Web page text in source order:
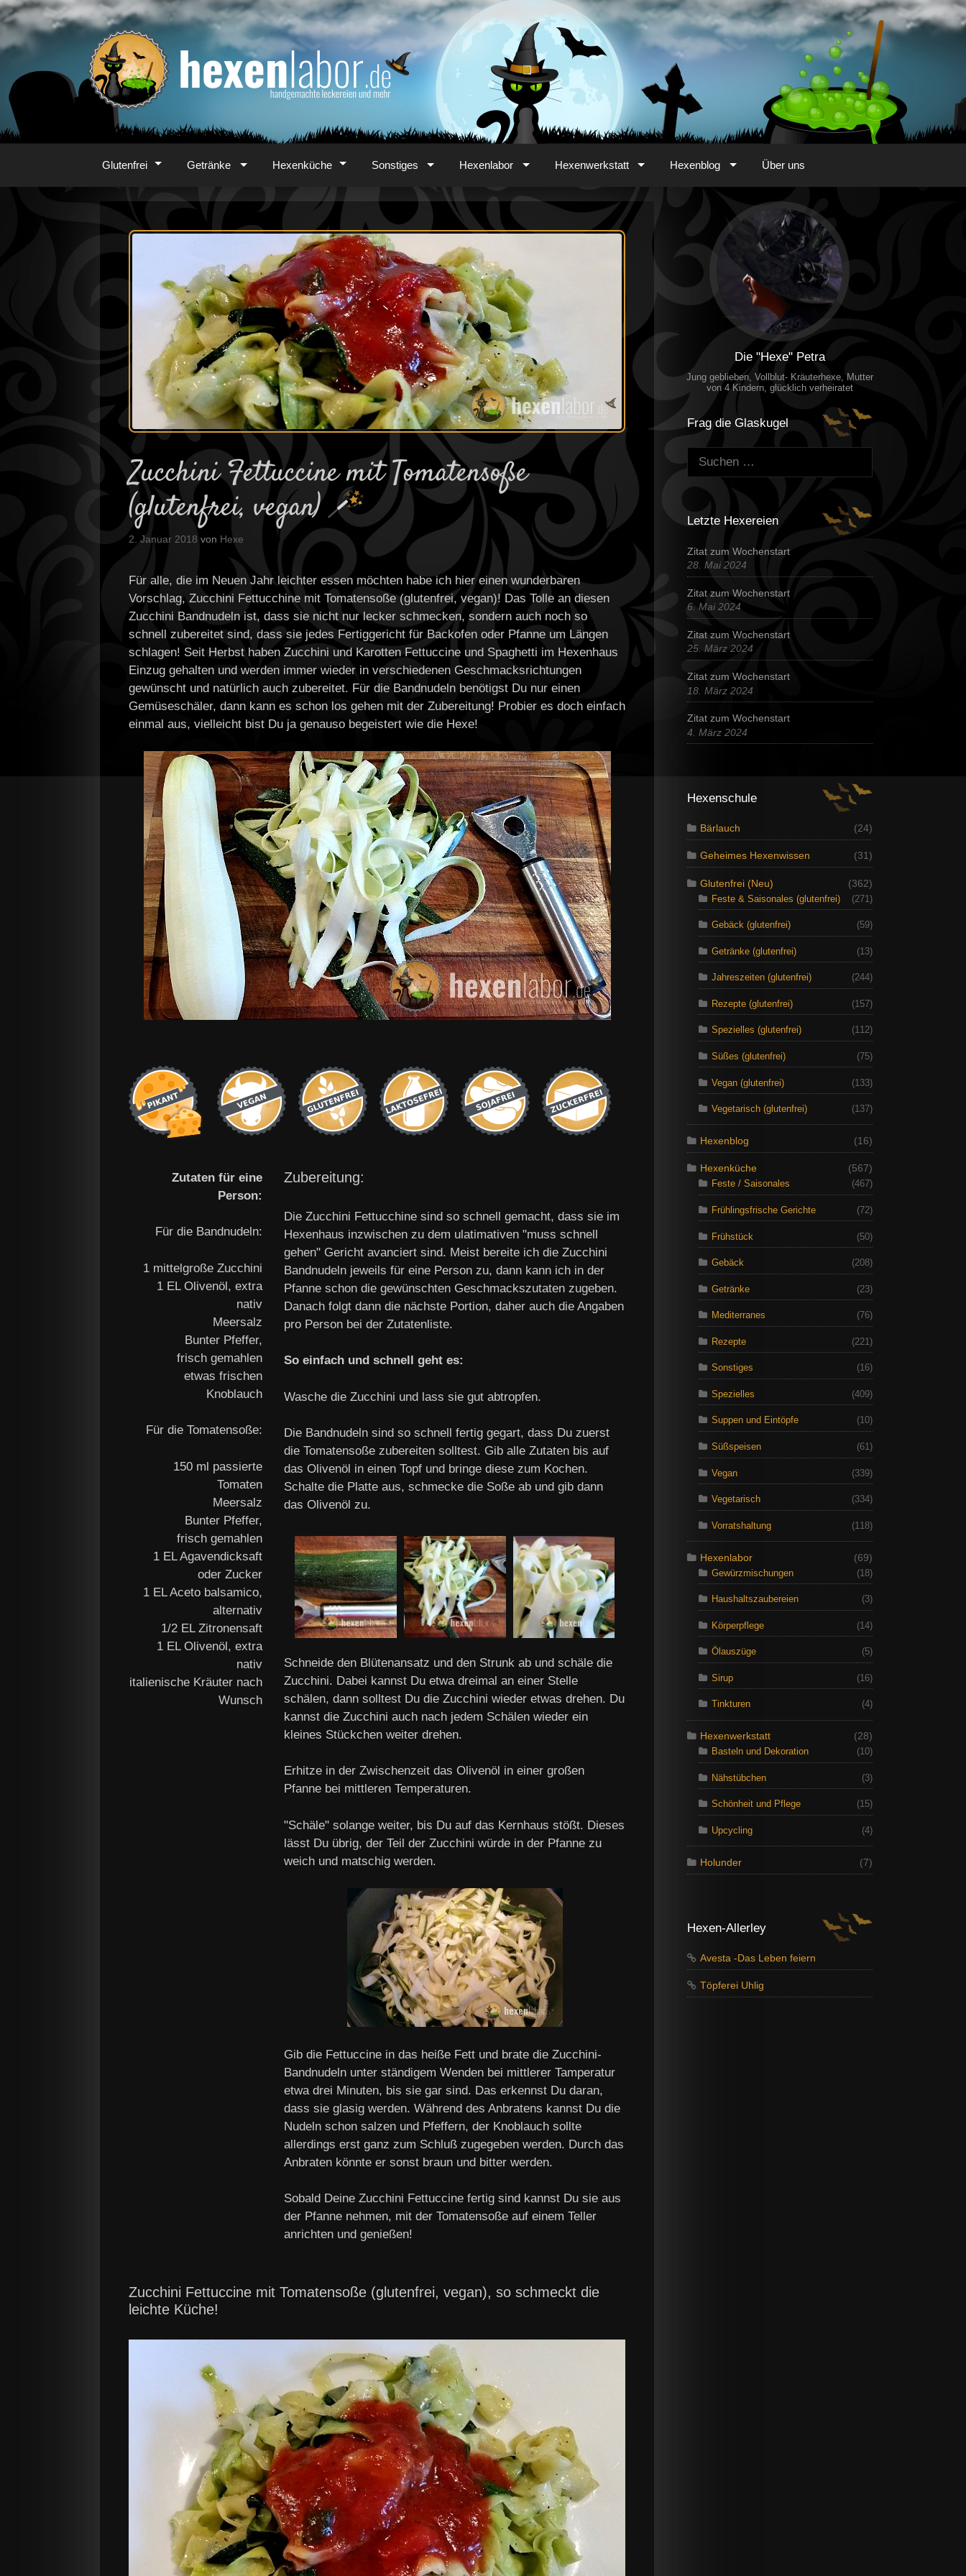
Zum
Inhalt
Glutenfrei Getränke Hexenküche Sonstiges Hexenlabor Hexenwerkstatt Hexenblog Über uns
Zucchini Fettuccine mit Tomatensoße
(glutenfrei, vegan)
2. Januar 2018 von Hexe
Für alle, die im Neuen Jahr leichter essen möchten habe ich hier einen wunderbaren
Vorschlag, Zucchini Fettucchine mit Tomatensoße (glutenfrei, vegan)! Das Tolle an diesen
Zucchini Bandnudeln ist, dass sie nicht nur lecker schmecken, sondern auch noch so
schnell zubereitet sind, dass sie jedes Fertiggericht für Backofen oder Pfanne um Längen
schlagen! Seit Herbst haben Zucchini und Karotten Fettuccine und Spaghetti im Hexenhaus
Einzug gehalten und werden immer wieder in verschiedenen Geschmacksrichtungen
gewünscht und natürlich auch zubereitet. Für die Bandnudeln benötigst Du nur einen
Gemüseschäler, dann kann es schon los gehen mit der Zubereitung! Probier es doch einfach
einmal aus, vielleicht bist Du ja genauso begeistert wie die Hexe!
Zutaten für eine
Person:
Für die Bandnudeln:
1 mittelgroße Zucchini
1 EL Olivenöl, extra
nativ
Meersalz
Bunter Pfeffer,
frisch gemahlen
etwas frischen
Knoblauch
Für die Tomatensoße:
150 ml passierte
Tomaten
Meersalz
Bunter Pfeffer,
frisch gemahlen
1 EL Agavendicksaft
oder Zucker
1 EL Aceto balsamico,
alternativ
1/2 EL Zitronensaft
1 EL Olivenöl, extra
nativ
italienische Kräuter nach
Wunsch
Zubereitung:
Die Zucchini Fettucchine sind so schnell gemacht, dass sie im
Hexenhaus inzwischen zu dem ulatimativen "muss schnell
gehen" Gericht avanciert sind. Meist bereite ich die Zucchini
Bandnudeln jeweils für eine Person zu, dann kann ich in der
Pfanne schon die gewünschten Geschmackszutaten zugeben.
Danach folgt dann die nächste Portion, daher auch die Angaben
pro Person bei der Zutatenliste.
So einfach und schnell geht es:
Wasche die Zucchini und lass sie gut abtropfen.
Die Bandnudeln sind so schnell fertig gegart, dass Du zuerst
die Tomatensoße zubereiten solltest. Gib alle Zutaten bis auf
das Olivenöl in einen Topf und bringe diese zum Kochen.
Schalte die Platte aus, schmecke die Soße ab und gib dann
das Olivenöl zu.
Schneide den Blütenansatz und den Strunk ab und schäle die
Zucchini. Dabei kannst Du etwa dreimal an einer Stelle
schälen, dann solltest Du die Zucchini wieder etwas drehen. Du
kannst die Zucchini auch nach jedem Schälen wieder ein
kleines Stückchen weiter drehen.
Erhitze in der Zwischenzeit das Olivenöl in einer großen
Pfanne bei mittleren Temperaturen.
"Schäle" solange weiter, bis Du auf das Kernhaus stößt. Dieses
lässt Du übrig, der Teil der Zucchini würde in der Pfanne zu
weich und matschig werden.
Gib die Fettuccine in das heiße Fett und brate die Zucchini-
Bandnudeln unter ständigem Wenden bei mittlerer Tamperatur
etwa drei Minuten, bis sie gar sind. Das erkennst Du daran,
dass sie glasig werden. Während des Anbratens kannst Du die
Nudeln schon salzen und Pfeffern, der Knoblauch sollte
allerdings erst ganz zum Schluß zugegeben werden. Durch das
Anbraten könnte er sonst braun und bitter werden.
Sobald Deine Zucchini Fettuccine fertig sind kannst Du sie aus
der Pfanne nehmen, mit der Tomatensoße auf einem Teller
anrichten und genießen!
Zucchini Fettuccine mit Tomatensoße (glutenfrei, vegan), so schmeckt die
leichte Küche!
Die "Hexe" Petra
Jung geblieben, Vollblut- Kräuterhexe, Mutter
von 4 Kindern, glücklich verheiratet
Frag die Glaskugel
Suchen:
Letzte Hexereien
Zitat zum Wochenstart
28. Mai 2024
Zitat zum Wochenstart
6. Mai 2024
Zitat zum Wochenstart
25. März 2024
Zitat zum Wochenstart
18. März 2024
Zitat zum Wochenstart
4. März 2024
Hexenschule
Bärlauch (24)
Geheimes Hexenwissen (31)
Glutenfrei (Neu)
(362)
Feste & Saisonales (glutenfrei)
(271)
Gebäck (glutenfrei) (59)
Getränke (glutenfrei) (13)
Jahreszeiten (glutenfrei) (244)
Rezepte (glutenfrei) (157)
Spezielles (glutenfrei) (112)
Süßes (glutenfrei) (75)
Vegan (glutenfrei) (133)
Vegetarisch (glutenfrei) (137)
Hexenblog (16)
Hexenküche
(567)
Feste / Saisonales
(467)
Frühlingsfrische Gerichte (72)
Frühstück (50)
Gebäck (208)
Getränke (23)
Mediterranes (76)
Rezepte (221)
Sonstiges (16)
Spezielles (409)
Suppen und Eintöpfe (10)
Süßspeisen (61)
Vegan (339)
Vegetarisch (334)
Vorratshaltung (118)
Hexenlabor
(69)
Gewürzmischungen
(18)
Haushaltszaubereien (3)
Körperpflege (14)
Ölauszüge (5)
Sirup (16)
Tinkturen (4)
Hexenwerkstatt
(28)
Basteln und Dekoration
(10)
Nähstübchen (3)
Schönheit und Pflege (15)
Upcycling (4)
Holunder (7)
Hexen-Allerley
Avesta -Das Leben feiern
Töpferei Uhlig